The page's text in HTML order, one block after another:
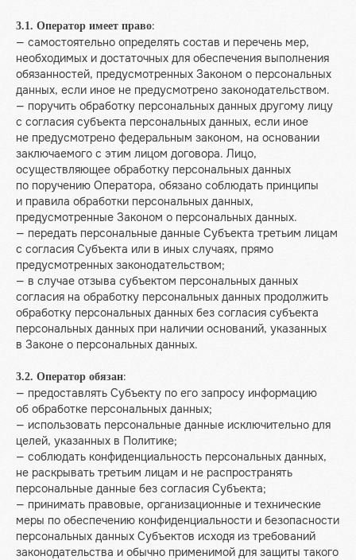
3.1. Оператор имеет право:
— самостоятельно определять состав и перечень мер,
необходимых и достаточных для обеспечения выполнения
обязанностей, предусмотренных Законом о персональных
данных, если иное не предусмотрено законодательством.
— поручить обработку персональных данных другому лицу
с согласия субъекта персональных данных, если иное
не предусмотрено федеральным законом, на основании
заключаемого с этим лицом договора. Лицо,
осуществляющее обработку персональных данных
по поручению Оператора, обязано соблюдать принципы
и правила обработки персональных данных,
предусмотренные Законом о персональных данных.
— передать персональные данные Субъекта третьим лицам
с согласия Субъекта или в иных случаях, прямо
предусмотренных законодательством;
— в случае отзыва субъектом персональных данных
согласия на обработку персональных данных продолжить
обработку персональных данных без согласия субъекта
персональных данных при наличии оснований, указанных
в Законе о персональных данных.
3.2. Оператор обязан:
— предоставлять Субъекту по его запросу информацию
об обработке персональных данных;
— использовать персональные данные исключительно для
целей, указанных в Политике;
— соблюдать конфиденциальность персональных данных,
не раскрывать третьим лицам и не распространять
персональные данные без согласия Субъекта;
— принимать правовые, организационные и технические
меры по обеспечению конфиденциальности и безопасности
персональных данных Субъектов исходя из требований
законодательства и обычно применимой для защиты такого